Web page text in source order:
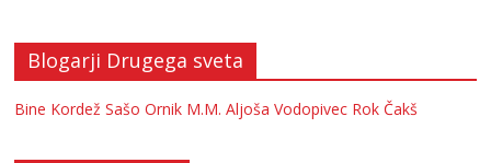
Blogarji Drugega sveta
Bine Kordež Sašo Ornik M.M. Aljoša Vodopivec Rok Čakš